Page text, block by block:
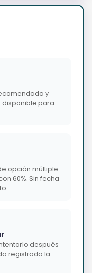
y
disponible para
opción múltiple.
60%. Sin fecha
después
registrada la